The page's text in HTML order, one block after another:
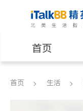
首页
医生
首页 生活